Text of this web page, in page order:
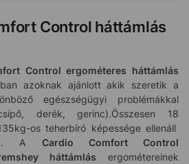
Control háttámlás
Control ergométeres háttámlás
azoknak ajánlott akik szeretik a
egészségügyi problémákkal
derék, gerinc).Összesen 18
os teherbíró képessége ellenáll
A Cardio Comfort Control
háttámlás ergométereinek